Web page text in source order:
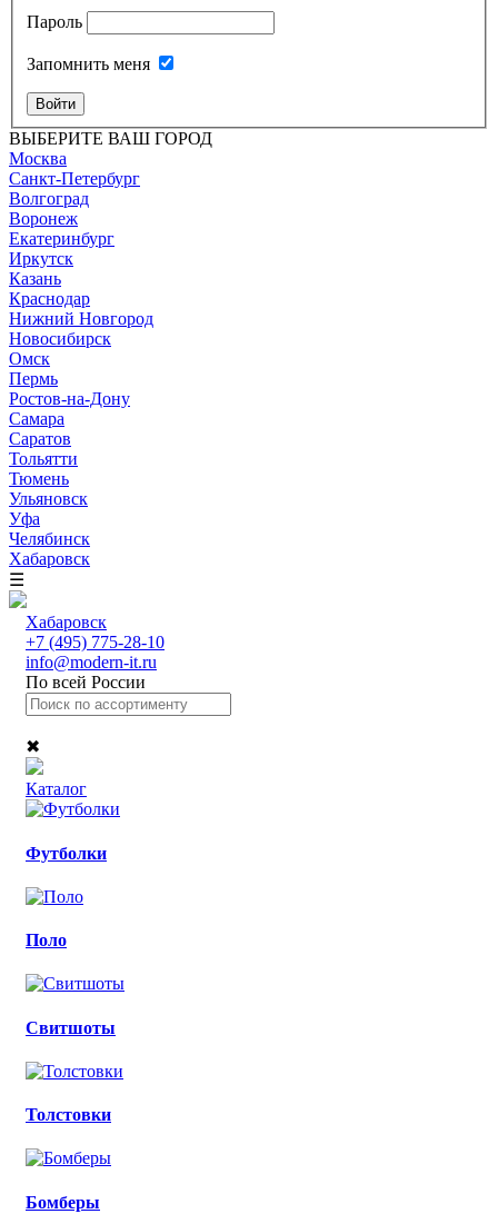
Пароль
Запомнить меня
Войти
ВЫБЕРИТЕ ВАШ ГОРОД
Москва
Санкт-Петербург
Волгоград
Воронеж
Екатеринбург
Иркутск
Казань
Краснодар
Нижний Новгород
Новосибирск
Омск
Пермь
Ростов-на-Дону
Самара
Саратов
Тольятти
Тюмень
Ульяновск
Уфа
Челябинск
Хабаровск
☰
Хабаровск
+7 (495) 775-28-10
info@modern-it.ru
По всей России
✖
Каталог
Футболки
Поло
Свитшоты
Толстовки
Бомберы